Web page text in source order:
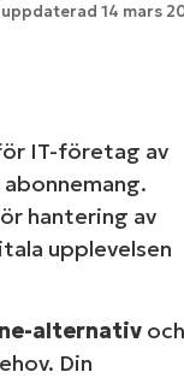
uppdaterad14 mars
IT-företag av
hantering av
upplevelsen
alternativ och
Din